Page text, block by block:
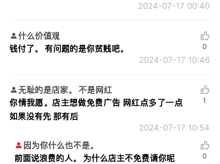
2024-07-17 00:40
什么价值观
钱付了。 有问题的是你贫贱吧。
2024-07-17 10:46
0
无耻的是店家。 不是网红
你情我愿。店主想做免费广告 网红点多了一点
如果没有先 那有后
2024-07-17 10:54
1
因为你什么也不是。
前面说浪费的人。 为什么店主不免费请你呢
0